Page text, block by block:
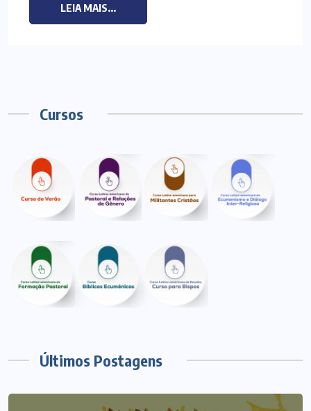
LEIA MAIS...
Cursos
Últimos Postagens